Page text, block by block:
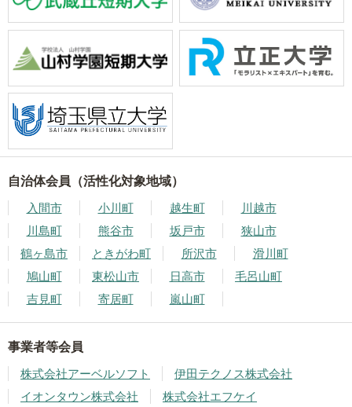
自治体会員（活性化対象地域）
入間市 小川町 越生町
川越市
川島町
熊谷市 坂戸市
狭山市
鶴ヶ島市
ときがわ町 所沢市
滑川町
鳩山町
東松山市 日高市
毛呂山町
吉見町
寄居町 嵐山町
事業者等会員
株式会社アーベルソフト
伊田テクノス株式会社
イオンタウン株式会社
株式会社エフケイ